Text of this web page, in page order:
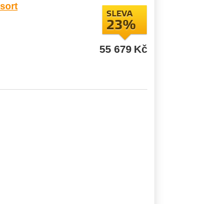
SLEVA
23%
55 679 Kč